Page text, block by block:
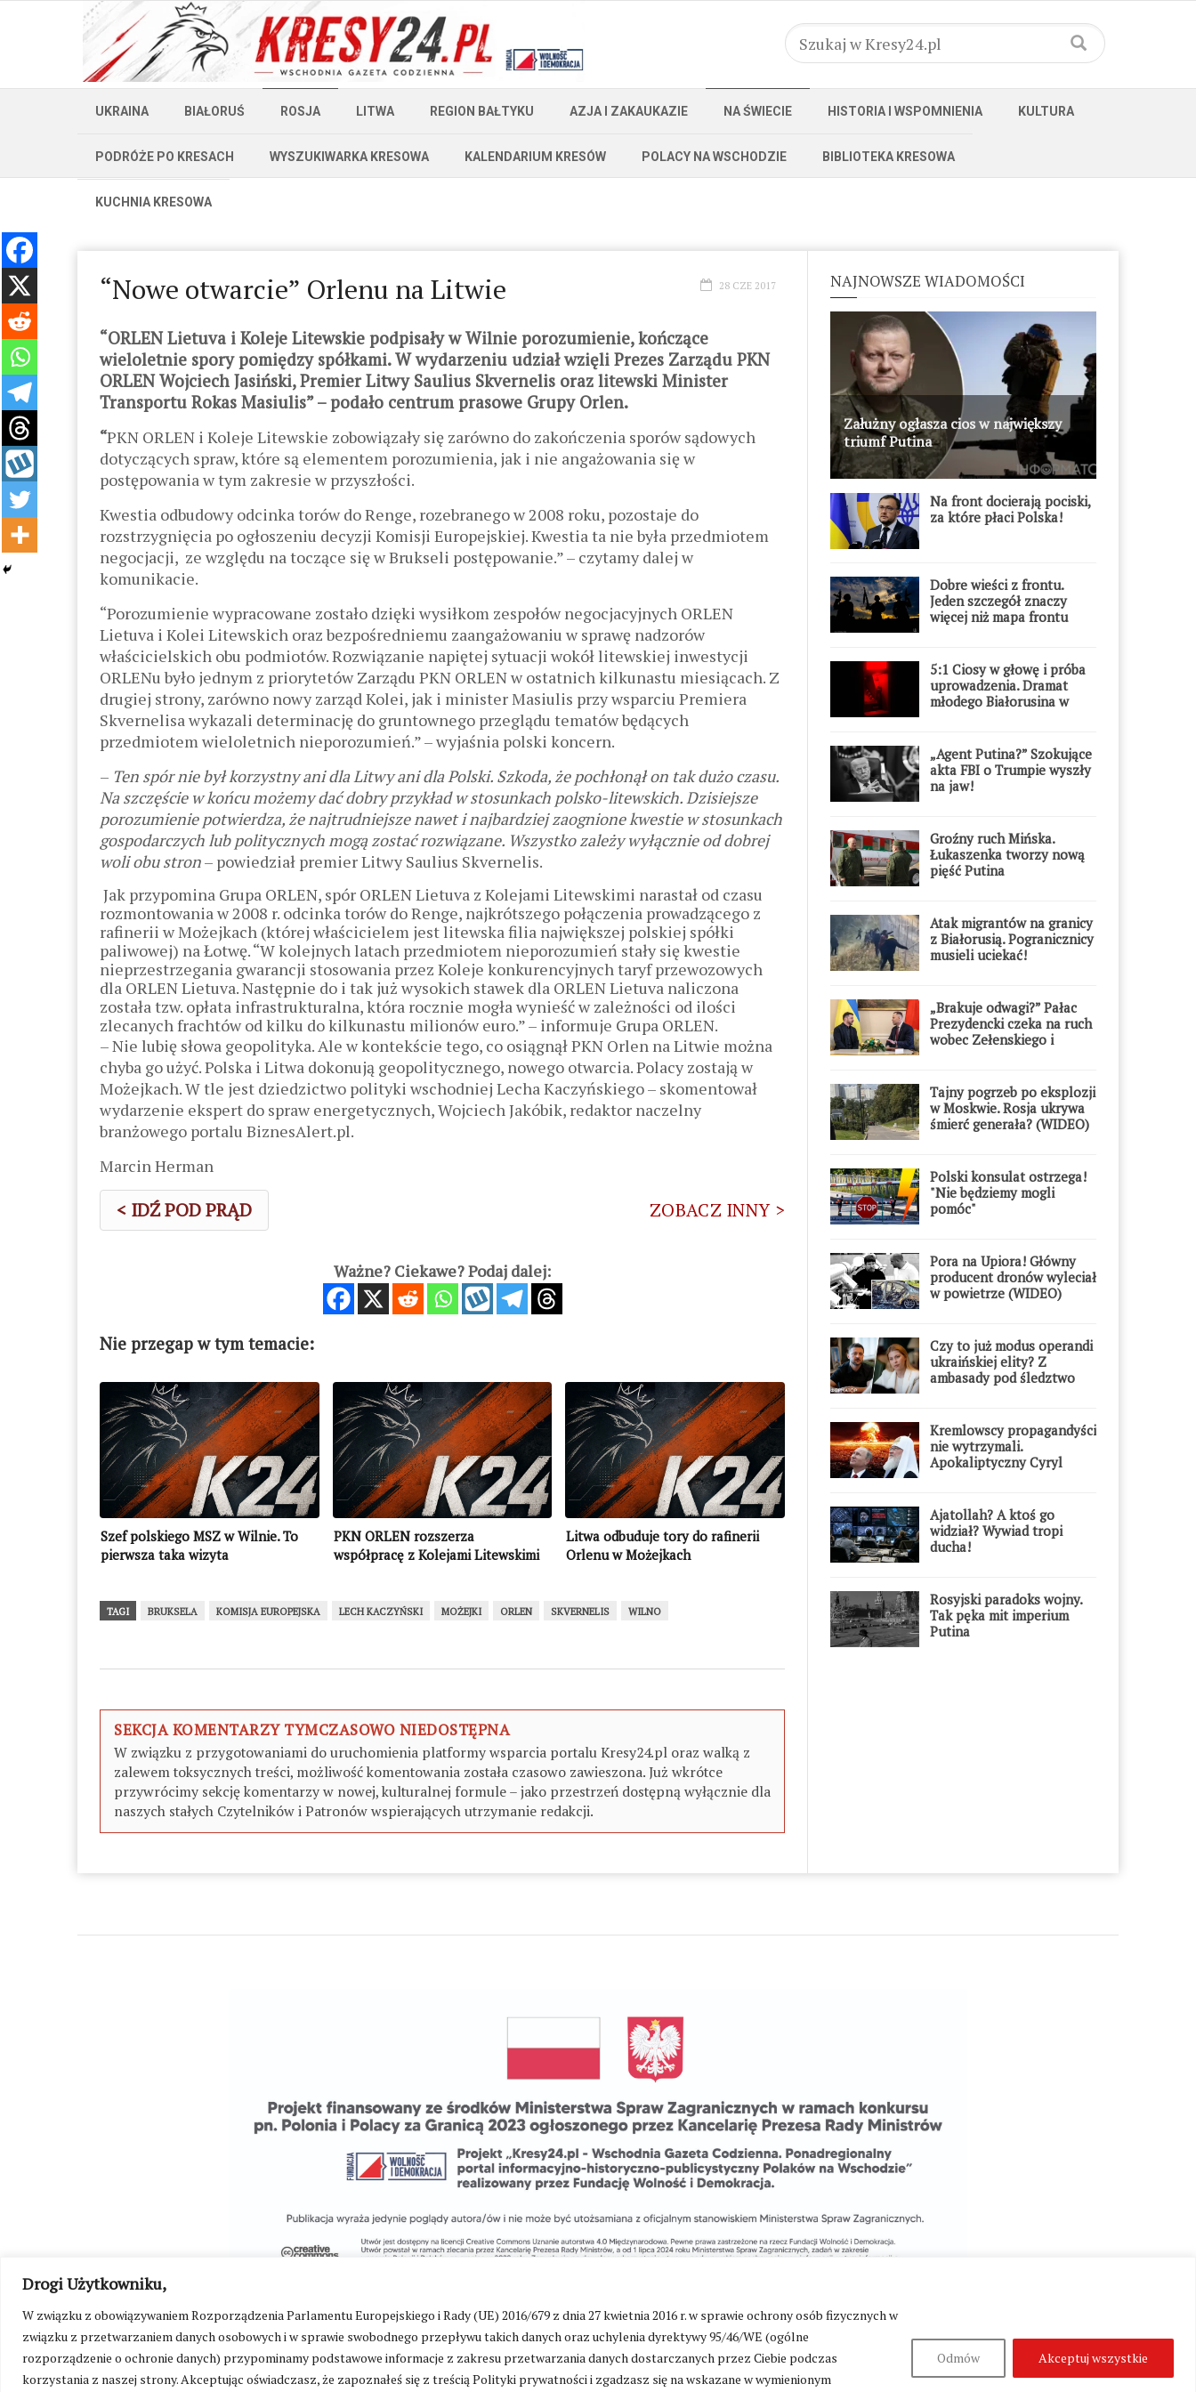
Drogi Użytkowniku,
W związku z obowiązywaniem Rozporządzenia Parlamentu Europejskiego i Rady (UE) 2016/679 z dnia 27 kwietnia 2016 r. w sprawie ochrony osób fizycznych w
związku z przetwarzaniem danych osobowych i w sprawie swobodnego przepływu takich danych oraz uchylenia dyrektywy 95/46/WE (ogólne
rozporządzenie o ochronie danych) przypominamy podstawowe informacje z zakresu przetwarzania danych dostarczanych przez Ciebie podczas
korzystania z naszej strony. Akceptując oświadczasz, że zapoznałeś się z treścią Polityki prywatności i zgadzasz się na wskazane w wymienionym
Odmów Akceptuj wszystkie
UKRAINA BIAŁORUŚ ROSJA LITWA REGION BAŁTYKU AZJA I ZAKAUKAZIE NA ŚWIECIE HISTORIA I WSPOMNIENIA KULTURA
PODRÓŻE PO KRESACH WYSZUKIWARKA KRESOWA KALENDARIUM KRESÓW POLACY NA WSCHODZIE BIBLIOTEKA KRESOWA
KUCHNIA KRESOWA
“Nowe otwarcie” Orlenu na Litwie 28 CZE 2017
“ORLEN Lietuva i Koleje Litewskie podpisały w Wilnie porozumienie, kończące
wieloletnie spory pomiędzy spółkami. W wydarzeniu udział wzięli Prezes Zarządu PKN
ORLEN Wojciech Jasiński, Premier Litwy Saulius Skvernelis oraz litewski Minister
Transportu Rokas Masiulis” – podało centrum prasowe Grupy Orlen.
“PKN ORLEN i Koleje Litewskie zobowiązały się zarówno do zakończenia sporów sądowych
dotyczących spraw, które są elementem porozumienia, jak i nie angażowania się w
postępowania w tym zakresie w przyszłości.
Kwestia odbudowy odcinka torów do Renge, rozebranego w 2008 roku, pozostaje do
rozstrzygnięcia po ogłoszeniu decyzji Komisji Europejskiej. Kwestia ta nie była przedmiotem
negocjacji, ze względu na toczące się w Brukseli postępowanie.” – czytamy dalej w
komunikacie.
“Porozumienie wypracowane zostało dzięki wysiłkom zespołów negocjacyjnych ORLEN
Lietuva i Kolei Litewskich oraz bezpośredniemu zaangażowaniu w sprawę nadzorów
właścicielskich obu podmiotów. Rozwiązanie napiętej sytuacji wokół litewskiej inwestycji
ORLENu było jednym z priorytetów Zarządu PKN ORLEN w ostatnich kilkunastu miesiącach. Z
drugiej strony, zarówno nowy zarząd Kolei, jak i minister Masiulis przy wsparciu Premiera
Skvernelisa wykazali determinację do gruntownego przeglądu tematów będących
przedmiotem wieloletnich nieporozumień.” – wyjaśnia polski koncern.
– Ten spór nie był korzystny ani dla Litwy ani dla Polski. Szkoda, że pochłonął on tak dużo czasu.
Na szczęście w końcu możemy dać dobry przykład w stosunkach polsko-litewskich. Dzisiejsze
porozumienie potwierdza, że najtrudniejsze nawet i najbardziej zaognione kwestie w stosunkach
gospodarczych lub politycznych mogą zostać rozwiązane. Wszystko zależy wyłącznie od dobrej
woli obu stron– powiedział premier Litwy Saulius Skvernelis.
Jak przypomina Grupa ORLEN, spór ORLEN Lietuva z Kolejami Litewskimi narastał od czasu
rozmontowania w 2008 r. odcinka torów do Renge, najkrótszego połączenia prowadzącego z
rafinerii w Możejkach (której właścicielem jest litewska filia największej polskiej spółki
paliwowej) na Łotwę. “W kolejnych latach przedmiotem nieporozumień stały się kwestie
nieprzestrzegania gwarancji stosowania przez Koleje konkurencyjnych taryf przewozowych
dla ORLEN Lietuva. Następnie do i tak już wysokich stawek dla ORLEN Lietuva naliczona
została tzw. opłata infrastrukturalna, która rocznie mogła wynieść w zależności od ilości
zlecanych frachtów od kilku do kilkunastu milionów euro.” – informuje Grupa ORLEN.
– Nie lubię słowa geopolityka. Ale w kontekście tego, co osiągnął PKN Orlen na Litwie można
chyba go użyć. Polska i Litwa dokonują geopolitycznego, nowego otwarcia. Polacy zostają w
Możejkach. W tle jest dziedzictwo polityki wschodniej Lecha Kaczyńskiego – skomentował
wydarzenie ekspert do spraw energetycznych, Wojciech Jakóbik, redaktor naczelny
branżowego portalu BiznesAlert.pl.
Marcin Herman
< IDŹ POD PRĄD ZOBACZ INNY >
Ważne? Ciekawe? Podaj dalej:
Nie przegap w tym temacie:
Szef polskiego MSZ w Wilnie. To
pierwsza taka wizyta
PKN ORLEN rozszerza
współpracę z Kolejami Litewskimi
Litwa odbuduje tory do rafinerii
Orlenu w Możejkach
TAGI BRUKSELA KOMISJA EUROPEJSKA LECH KACZYŃSKI MOŻEJKI ORLEN SKVERNELIS WILNO
SEKCJA KOMENTARZY TYMCZASOWO NIEDOSTĘPNA
W związku z przygotowaniami do uruchomienia platformy wsparcia portalu Kresy24.pl oraz walką z
zalewem toksycznych treści, możliwość komentowania została czasowo zawieszona. Już wkrótce
przywrócimy sekcję komentarzy w nowej, kulturalnej formule – jako przestrzeń dostępną wyłącznie dla
naszych stałych Czytelników i Patronów wspierających utrzymanie redakcji.
NAJNOWSZE WIADOMOŚCI
Załużny ogłasza cios w największy
triumf Putina
Na front docierają pociski,
za które płaci Polska!
Dobre wieści z frontu.
Jeden szczegół znaczy
więcej niż mapa frontu
5:1 Ciosy w głowę i próba
uprowadzenia. Dramat
młodego Białorusina w
„Agent Putina?” Szokujące
akta FBI o Trumpie wyszły
na jaw!
Groźny ruch Mińska.
Łukaszenka tworzy nową
pięść Putina
Atak migrantów na granicy
z Białorusią. Pogranicznicy
musieli uciekać!
„Brakuje odwagi?” Pałac
Prezydencki czeka na ruch
wobec Zełenskiego i
Tajny pogrzeb po eksplozji
w Moskwie. Rosja ukrywa
śmierć generała? (WIDEO)
Polski konsulat ostrzega!
"Nie będziemy mogli
pomóc"
Pora na Upiora! Główny
producent dronów wyleciał
w powietrze (WIDEO)
Czy to już modus operandi
ukraińskiej elity? Z
ambasady pod śledztwo
Kremlowscy propagandyści
nie wytrzymali.
Apokaliptyczny Cyryl
Ajatollah? A ktoś go
widział? Wywiad tropi
ducha!
Rosyjski paradoks wojny.
Tak pęka mit imperium
Putina
Zmień ustawienia cookies